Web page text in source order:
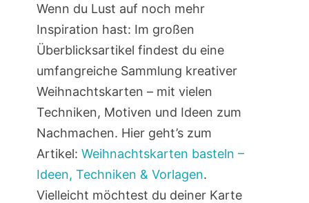
Wenn du Lust auf noch mehr
Inspiration hast: Im großen
Überblicksartikel findest du eine
umfangreiche Sammlung kreativer
Weihnachtskarten – mit vielen
Techniken, Motiven und Ideen zum
Nachmachen. Hier geht’s zum
Artikel: Weihnachtskarten basteln –
Ideen, Techniken & Vorlagen.
Vielleicht möchtest du deiner Karte